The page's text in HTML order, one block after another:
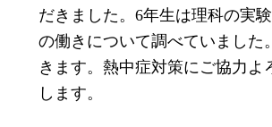
だきました。6年生は理科の実
の働きについて調べていました
きます。熱中症対策にご協力よ
します。